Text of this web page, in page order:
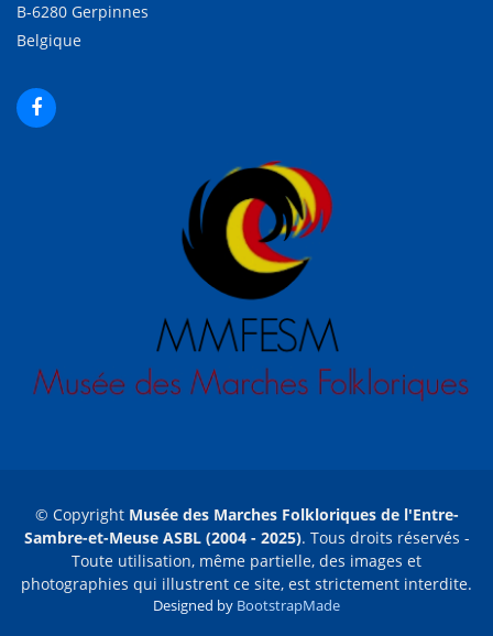
B-6280 Gerpinnes
Belgique
© Copyright Musée des Marches Folkloriques de l'Entre-
Sambre-et-Meuse ASBL (2004 - 2025). Tous droits réservés -
Toute utilisation, même partielle, des images et
photographies qui illustrent ce site, est strictement interdite.
Designed by BootstrapMade